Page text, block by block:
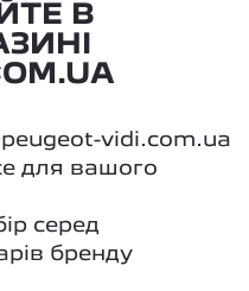
В
peugeot-vidi.com.ua
для вашого
серед
бренду